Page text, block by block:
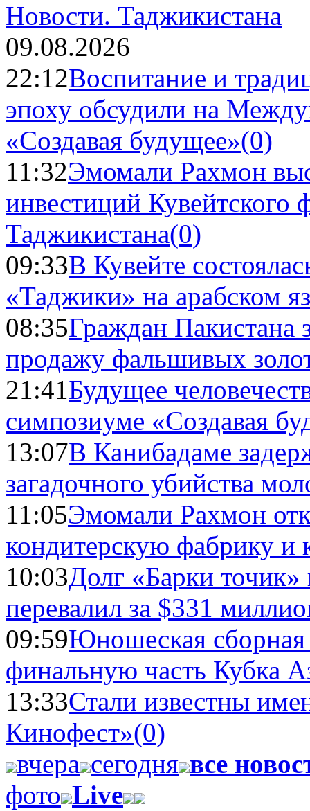
Новости. Таджикистана
09.08.2026
22:12Воспитание и
эпоху обсудили на
«Создавая будущее»(0)
11:32Эмомали Рахмон
инвестиций Кувейтского
Таджикистана(0)
09:33В Кувейте
«Таджики» на арабском
08:35Граждан Пакистана
продажу фальшивых
21:41Будущее
симпозиуме «Создавая
13:07В Канибадаме
загадочного убийства
11:05Эмомали Рахмон
кондитерскую фабрику и
10:03Долг «Барки
перевалил за $331
09:59Юношеская
финальную часть Кубка
13:33Стали известны
Кинофест»(0)
вчера сегодня все
фото Live